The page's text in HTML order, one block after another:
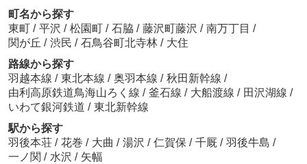
町名から探す
東町 / 平沢 / 松園町 / 石脇 / 藤沢町藤沢 / 南万丁目 /
関が丘 / 渋民 / 石鳥谷町北寺林 / 大住
路線から探す
羽越本線 / 東北本線 / 奥羽本線 / 秋田新幹線 /
由利高原鉄道鳥海山ろく線 / 釜石線 / 大船渡線 / 田沢湖線 /
いわて銀河鉄道 / 東北新幹線
駅から探す
羽後本荘 / 花巻 / 大曲 / 湯沢 / 仁賀保 / 千厩 / 羽後牛島 /
一ノ関 / 水沢 / 矢幅